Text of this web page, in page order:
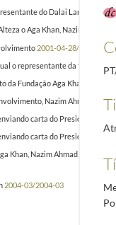
do Dalai Lama,
o Aga Khan, Nazim
2001-04-28/2001-04-
o representante da tradição
Fundação Aga Khan sobre as
Nazim Ahmad, ao
carta do Presidente
carta do Presidente do
Khan, Nazim Ahmad, à
2004-03/2004-03